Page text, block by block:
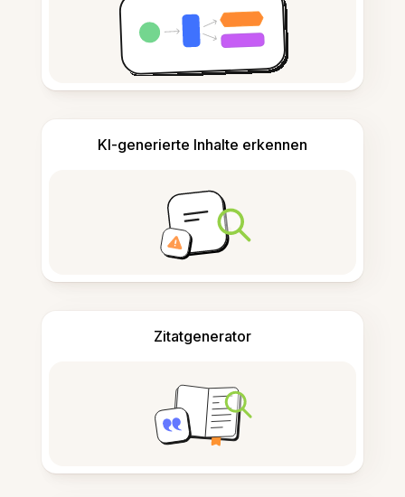
KI-generierte Inhalte erkennen
Zitatgenerator